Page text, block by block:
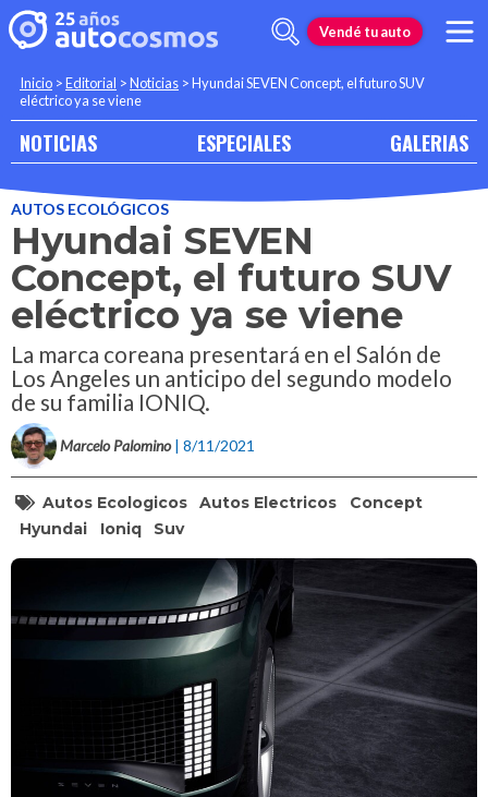
Vendé tu auto
Inicio >Editorial >Noticias >Hyundai SEVEN Concept, el futuro SUV
eléctrico ya se viene
NOTICIAS ESPECIALES GALERIAS
AUTOS ECOLÓGICOS
Hyundai SEVEN
Concept, el futuro SUV
eléctrico ya se viene
La marca coreana presentará en el Salón de
Los Angeles un anticipo del segundo modelo
de su familia IONIQ.
Marcelo Palomino | 8/11/2021
Autos Ecologicos Autos Electricos
Concept
Hyundai
Ioniq Suv